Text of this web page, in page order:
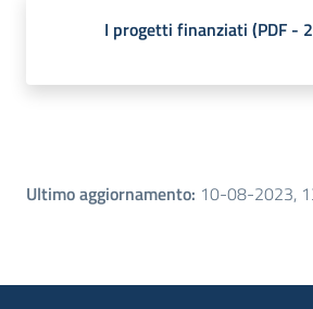
I progetti finanziati (PDF -
Ultimo aggiornamento: 10-08-2023,